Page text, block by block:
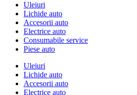
Uleiuri
Lichide auto
Accesorii auto
Electrice auto
Consumabile service
Piese auto
Uleiuri
Lichide auto
Accesorii auto
Electrice auto